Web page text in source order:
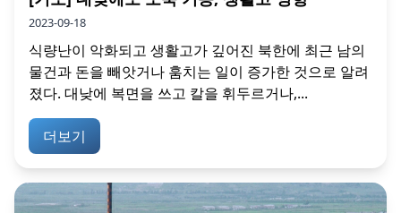
2023-09-18
식량난이 악화되고 생활고가 깊어진 북한에 최근 남의
물건과 돈을 빼앗거나 훔치는 일이 증가한 것으로 알려
졌다. 대낮에 복면을 쓰고 칼을 휘두르거나,...
더보기